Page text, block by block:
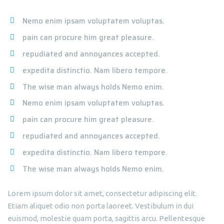
Nemo enim ipsam voluptatem voluptas.
pain can procure him great pleasure.
repudiated and annoyances accepted.
expedita distinctio. Nam libero tempore.
The wise man always holds Nemo enim.
Nemo enim ipsam voluptatem voluptas.
pain can procure him great pleasure.
repudiated and annoyances accepted.
expedita distinctio. Nam libero tempore.
The wise man always holds Nemo enim.
Lorem ipsum dolor sit amet, consectetur adipiscing elit.
Etiam aliquet odio non porta laoreet. Vestibulum in dui
euismod, molestie quam porta, sagittis arcu. Pellentesque